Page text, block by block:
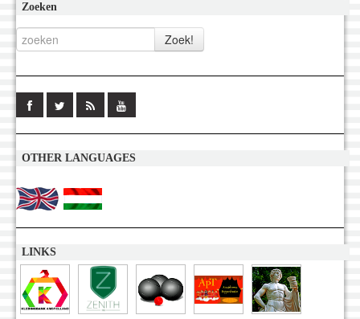
Zoeken
OTHER LANGUAGES
LINKS